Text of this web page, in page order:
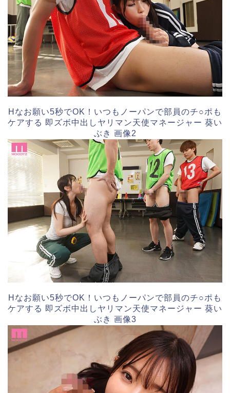
Hなお願い5秒でOK！いつもノーパンで部員のチ○ポも
ケアする 即ズボ中出しヤリマン天使マネージャー 葵い
ぶき 画像2
Hなお願い5秒でOK！いつもノーパンで部員のチ○ポも
ケアする 即ズボ中出しヤリマン天使マネージャー 葵い
ぶき 画像3